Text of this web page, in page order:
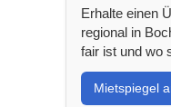
Erhalte einen
regional in
fair ist und wo
Mietspiegel